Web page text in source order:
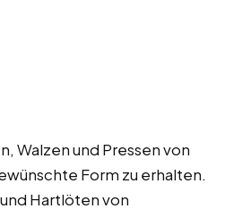
Walzen und Pressen von
Form zu erhalten.
Hartlöten von